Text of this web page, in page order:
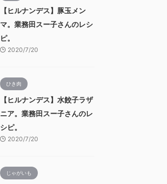
【ヒルナンデス】豚玉メン
マ。業務田スー子さんのレシ
ピ。
2020/7/20
ひき肉
【ヒルナンデス】水餃子ラザ
ニア。業務田スー子さんのレ
シピ。
2020/7/20
じゃがいも